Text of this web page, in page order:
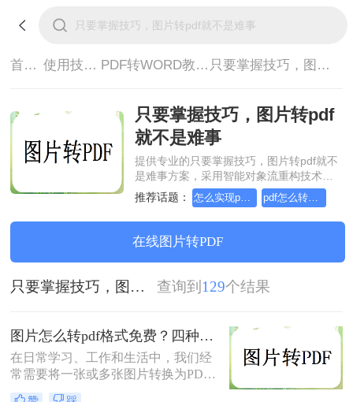
首页> 使用技巧> PDF转WORD教程> 只要掌握技巧，图片转pdf就不是难事
只要掌握技巧，图片转pdf
就不是难事
提供专业的只要掌握技巧，图片转pdf就不
是难事方案，采用智能对象流重构技术，
确保文档1:1高保真还原且排版不乱码。支
持一键批量处理，全链路 SSL 加密保障隐
私安全。助您快速实现只要掌握技巧，图
片转pdf就不是难事，无需安装，高效办
公。
推荐话题： 怎么实现pdf转Word？详细方法教学
在线图片转PDF
只要掌握技巧，图片转pdf就不是难事 查询到 129个结果
图片怎么转pdf格式免费？四种方法对比与实操指南（附详细表格）!
在日常学习、工作和生活中，我们经
常需要将一张或多张图片转换为PDF
格式，以便于分享、存档或打印。无